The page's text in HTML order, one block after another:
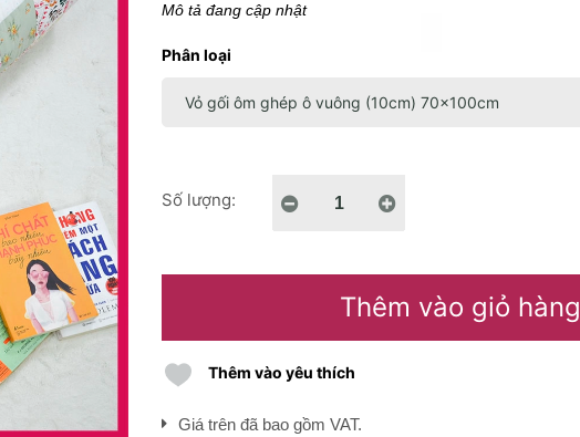
Mô tả đang cập nhật
Phân loại
Số lượng:
Thêm vào giỏ hàng
Thêm vào yêu thích
Giá trên đã bao gồm VAT.